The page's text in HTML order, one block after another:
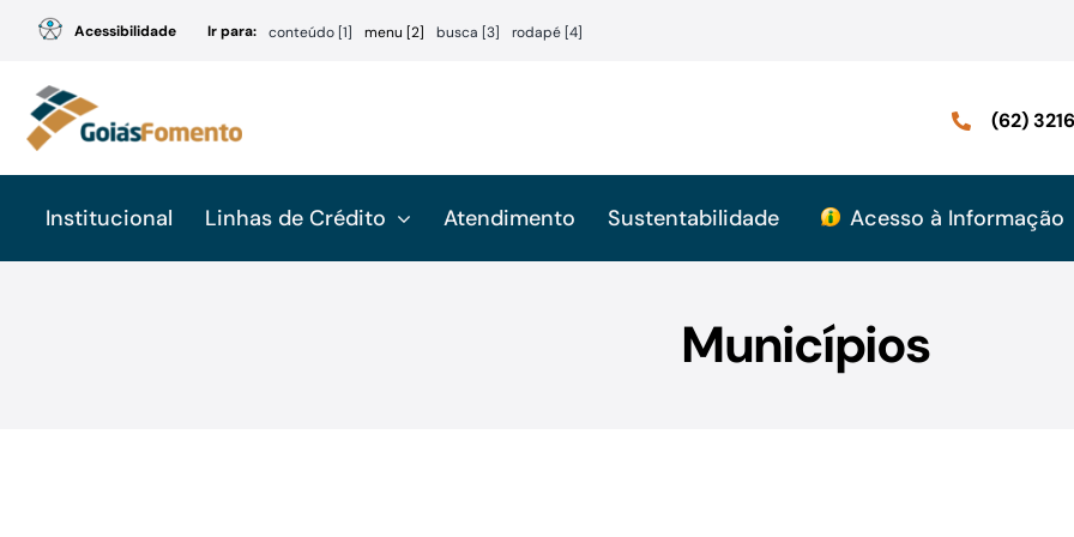
conteúdo
Acessibilidade Ir para: conteúdo [1] menu [2] busca [3] rodapé [4]
(62)
Institucional Linhas de Crédito Atendimento Sustentabilidade Acesso à Informação
Municípios